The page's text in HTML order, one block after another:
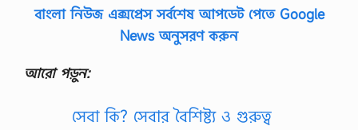
বাংলা নিউজ এক্সপ্রেস সর্বশেষ আপডেট পেতে Google
News অনুসরণ করুন
আরো পড়ুন:
সেবা কি? সেবার বৈশিষ্ট্য ও গুরুত্ব